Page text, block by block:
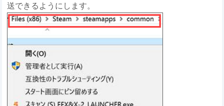
送できるようにします。